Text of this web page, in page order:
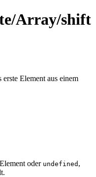
Array/shift
erste Element aus einem
oder undefined ,